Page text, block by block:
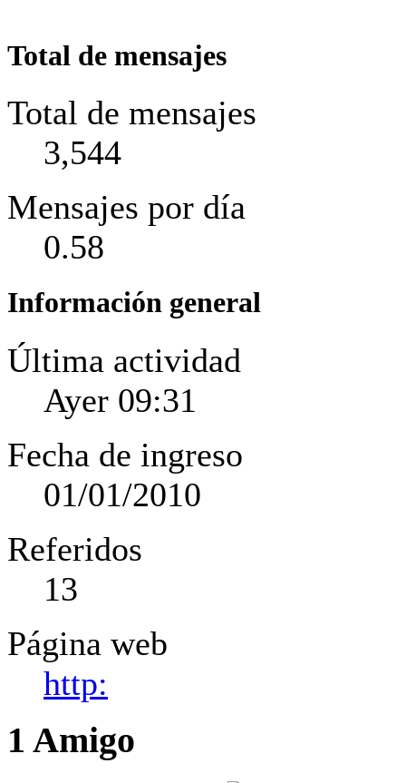
Total de mensajes
Total de mensajes
3,544
Mensajes por día
0.58
Información general
Última actividad
Ayer 09:31
Fecha de ingreso
01/01/2010
Referidos
13
Página web
http:
1 Amigo